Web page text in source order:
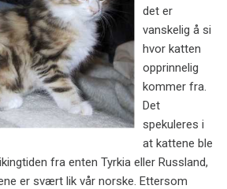
det er
vanskelig å si
hvor katten
opprinnelig
kommer fra.
Det
spekuleres i
at kattene ble
fra enten Tyrkia eller Russland,
er svært lik vår norske. Ettersom